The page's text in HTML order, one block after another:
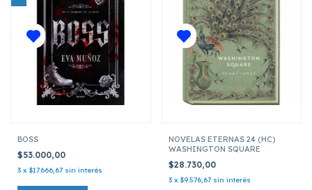
BOSS
$53.000,00
3 x $17.666,67 sin interés
NOVELAS ETERNAS 24 (HC)
WASHINGTON SQUARE
$28.730,00
3 x $9.576,67 sin interés